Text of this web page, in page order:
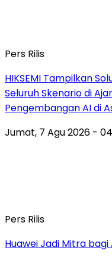
Pers Rilis
HIKSEMI Tampilkan
Seluruh Skenario di
Pengembangan AI di
Jumat, 7 Agu 2026 -
Pers Rilis
Huawei Jadi Mitra bagi